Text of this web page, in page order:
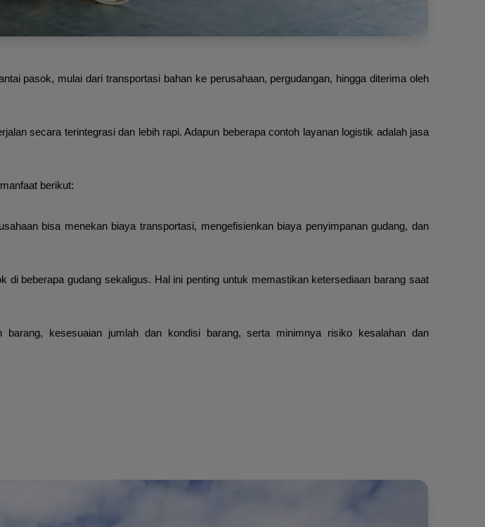
pasok, mulai dari transportasi bahan ke perusahaan, pergudangan, hingga diterima oleh
secara terintegrasi dan lebih rapi. Adapun beberapa contoh layanan logistik adalah jasa
berikut:
bisa menekan biaya transportasi, mengefisienkan biaya penyimpanan gudang, dan
di beberapa gudang sekaligus. Hal ini penting untuk memastikan ketersediaan barang saat
kesesuaian jumlah dan kondisi barang, serta minimnya risiko kesalahan dan